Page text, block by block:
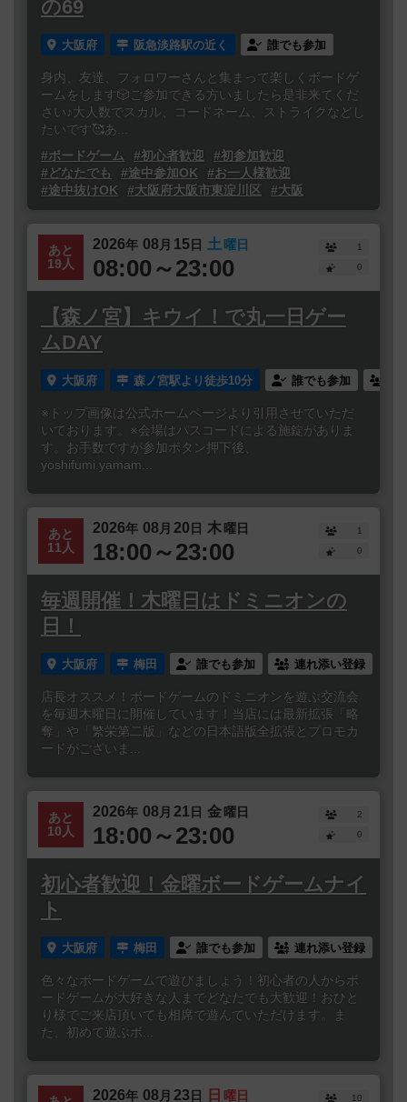
の69
大阪府 阪急淡路駅の近く 誰でも参加
身内、友達、フォロワーさんと集まって楽しくボードゲ
ームをします🎲ご参加できる方いましたら是非来てくだ
さい♪大人数でスカル、コードネーム、ストライクなどし
たいです🥰あ...
#ボードゲーム
#初心者歓迎
#初参加歓迎
#どなたでも
#途中参加OK
#お一人様歓迎
#途中抜けOK
#大阪府大阪市東淀川区 #大阪
あと
19人
2026年 08 月 15日 土曜日
08:00～23:00
1
0
【森ノ宮】キウイ！で丸一日ゲー
ムDAY
大阪府 森ノ宮駅より徒歩10分 誰でも参加
※トップ画像は公式ホームページより引用させていただ
いております。※会場はパスコードによる施錠がありま
す。お手数ですが参加ボタン押下後、
yoshifumi.yamam...
あと
11人
2026年 08 月 20日 木曜日
18:00～23:00
1
0
毎週開催！木曜日はドミニオンの
日！
大阪府 梅田 誰でも参加 連れ添い登録
店長オススメ！ボードゲームのドミニオンを遊ぶ交流会
を毎週木曜日に開催しています！当店には最新拡張「略
奪」や「繁栄第二版」などの日本語版全拡張とプロモカ
ードがございま...
あと
10人
2026年 08 月 21日 金曜日
18:00～23:00
2
0
初心者歓迎！金曜ボードゲームナイ
ト
大阪府 梅田 誰でも参加 連れ添い登録
色々なボードゲームで遊びましょう！初心者の人からボ
ードゲームが大好きな人までどなたでも大歓迎！おひと
り様でご来店頂いても相席で遊んでいただけます。ま
た、初めて遊ぶボ...
2026年 08 月 23日 日 曜日
10